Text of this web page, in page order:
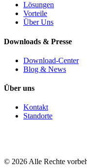
Lösungen
Vorteile
Über Uns
Downloads & Presse
Download-Center
Blog & News
Über uns
Kontakt
Standorte
© 2026 Alle Rechte